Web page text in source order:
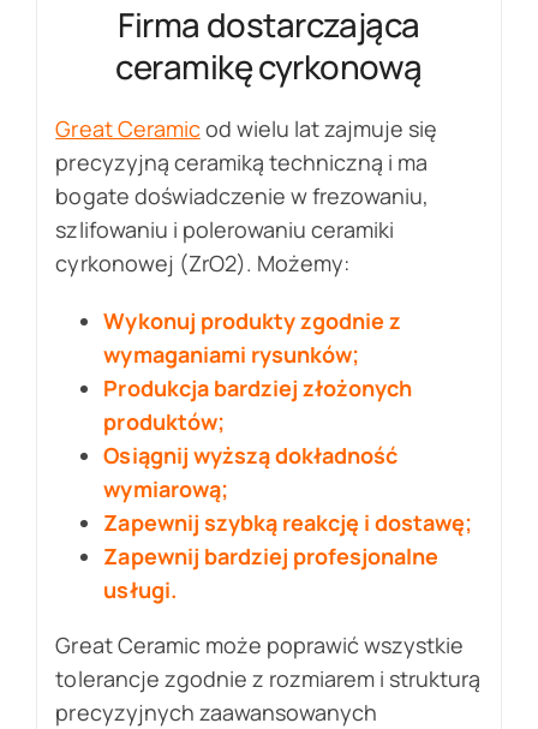
Firma dostarczająca
ceramikę cyrkonową
Great Ceramicod wielu lat zajmuje się
precyzyjną ceramiką techniczną i ma
bogate doświadczenie w frezowaniu,
szlifowaniu i polerowaniu ceramiki
cyrkonowej (ZrO2). Możemy:
Wykonuj produkty zgodnie z
wymaganiami rysunków;
Produkcja bardziej złożonych
produktów;
Osiągnij wyższą dokładność
wymiarową;
Zapewnij szybką reakcję i dostawę;
Zapewnij bardziej profesjonalne
usługi.
Great Ceramic może poprawić wszystkie
tolerancje zgodnie z rozmiarem i strukturą
precyzyjnych zaawansowanych